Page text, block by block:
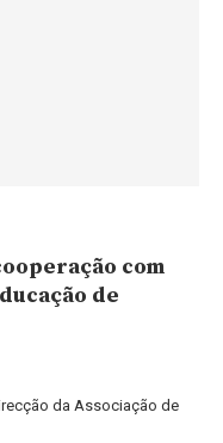
com
de
da Associação de